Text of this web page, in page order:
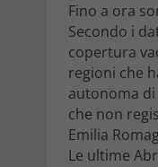
Fino a ora
Secondo i
copertura
regioni che
autonoma di
che non
Emilia
Le ultime